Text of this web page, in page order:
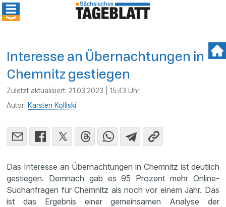
Interesse an Übernachtungen in
Chemnitz gestiegen
Zuletzt aktualisiert: 21.03.2023 | 15:43 Uhr
Autor: Karsten Kolliski
Das Interesse an Übernachtungen in Chemnitz ist deutlich
gestiegen. Demnach gab es 95 Prozent mehr Online-
Suchanfragen für Chemnitz als noch vor einem Jahr. Das
ist das Ergebnis einer gemeinsamen Analyse der